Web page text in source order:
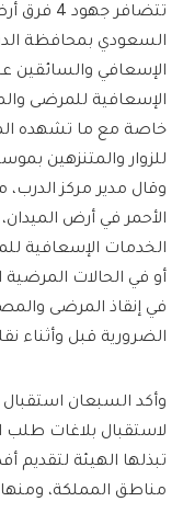
تتضافر
السعودي بمحافظة
الإسعافي والسائقين
الإسعافية للمرضى
خاصة مع ما تشهده
للزوار والمتنزهين
وقال مدير مركز الدرب،
الأحمر في أرض
الخدمات الإسعافية
أو في الحالات
في إنقاذ المرضى
الضرورية قبل وأثناء
وأكد السبعان
لاستقبال بلاغات طلب
تبذلها الهيئة
مناطق المملكة،